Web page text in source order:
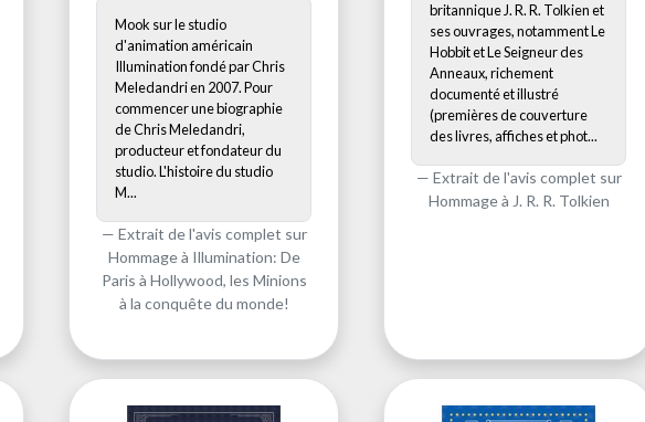
Mook sur le studio
d'animation américain
Illumination fondé par Chris
Meledandri en 2007. Pour
commencer une biographie
de Chris Meledandri,
producteur et fondateur du
studio. L'histoire du studio
M...
Extrait de l'avis complet sur
Hommage à Illumination: De
Paris à Hollywood, les Minions
à la conquête du monde!
britannique J. R. R. Tolkien et
ses ouvrages, notamment Le
Hobbit et Le Seigneur des
Anneaux, richement
documenté et illustré
(premières de couverture
des livres, affiches et phot...
Extrait de l'avis complet sur
Hommage à J. R. R. Tolkien